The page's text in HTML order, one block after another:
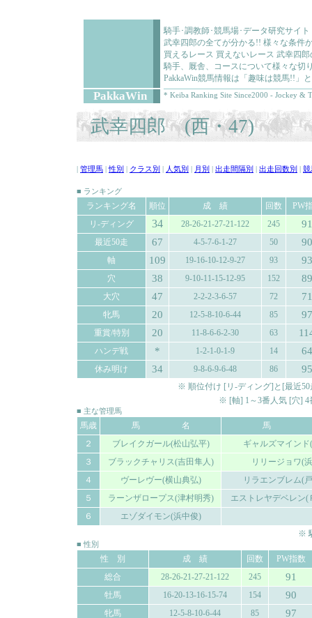
騎手･調教師･競馬場･データ研究サイ
武幸四郎の全てが分かる!! 様々な条件
買えるレース 買えないレース 武幸四
騎手、厩舎、コースについて様々な切
PakkaWin競馬情報は「趣味は競馬!!」
PakkaWin * Keiba Ranking Site Since2000 - Jockey &
武幸四郎 (西・47)
管理馬 |性別 クラス別 人気別 月別 出走間隔別 出走回数別 競
■ ランキング
ランキング名 順位 成 績 回数
PW
リ-ディング
34 28-26-21-27-21-122 245 91
最近50走 67 4-5-7-6-1-27 50 90
軸 109 19-16-10-12-9-27 93 93
穴 38 9-10-11-15-12-95 152 89
大穴 47 2-2-2-3-6-57 72 71
牝馬 20 12-5-8-10-6-44 85 97
重賞/特別 20 11-8-6-6-2-30 63
ハンデ戦 * 1-2-1-0-1-9 14 64
休み明け 34 9-8-6-9-6-48 86 95
※ 順位付け [リ-ディング]と[最近
※ [軸] 1～3番人気 [穴] 4
■ 主な管理馬
馬歳 馬 名
馬
２
ブレイクガール(松山弘平)
ギャルズマインド
３
ブラックチャリス(吉田隼人)
リリージョワ(
４
ヴーレヴー(横山典弘)
リラエンブレム(
５
ラーンザロープス(津村明秀)
エストレヤデベレン(
６
エゾダイモン(浜中俊)
※
■ 性別
性 別 成 績 回数
PW指数
総合
28-26-21-27-21-122 245 91
牡馬 16-20-13-16-15-74 154 90
牝馬 12-5-8-10-6-44 85 97